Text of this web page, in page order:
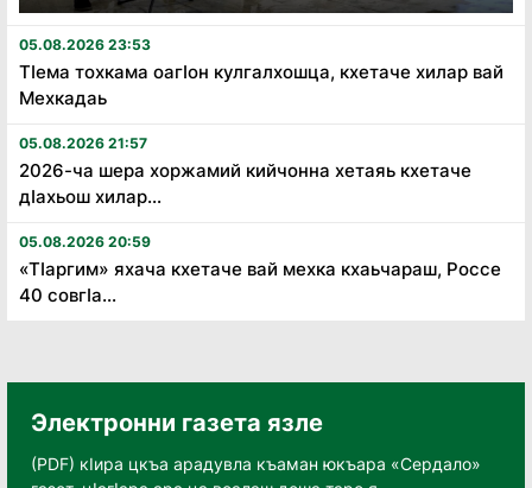
05.08.2026 23:53
Тӏема тохкама оагӏон кулгалхошца, кхетаче хилар вай
Мехкадаь
05.08.2026 21:57
2026-ча шера хоржамий кийчонна хетаяь кхетаче
дӏахьош хилар...
05.08.2026 20:59
«Тӏаргим» яхача кхетаче вай мехка кхаьчараш, Россе
40 совгӏа...
Электронни газета язле
(PDF) кӀира цкъа арадувла къаман юкъара «Сердало»